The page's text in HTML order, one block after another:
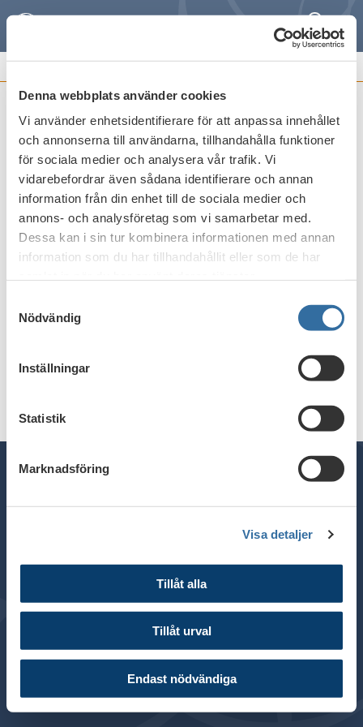
Denna webbplats använder cookies
Vi använder enhetsidentifierare för att anpassa innehållet
och annonserna till användarna, tillhandahålla funktioner
för sociala medier och analysera vår trafik. Vi
vidarebefordrar även sådana identifierare och annan
information från din enhet till de sociala medier och
annons- och analysföretag som vi samarbetar med.
Dessa kan i sin tur kombinera informationen med annan
information som du har tillhandahållit eller som de har
Nödvändig
Inställningar
Statistik
Marknadsföring
Visa detaljer
Tillåt alla
Tillåt urval
Endast nödvändiga
SökMeny
FRAMSTÄLLNINGAR
Lån och garantier för fler bostäder (SOU
2017:108)
Publicerat den20 juni 2018
Skriv ut
Postadress: Box 7603, 103 94 Stockholm
Besöksadress: Blasieholmsgatan 4B
© 2024 Svenska Bankföreningen
Om webbplatsen